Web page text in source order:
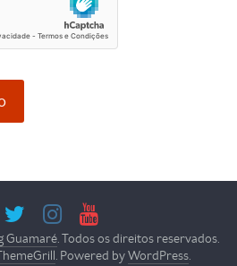
Guamaré. Todos os direitos reservados.
. Powered byWordPress.